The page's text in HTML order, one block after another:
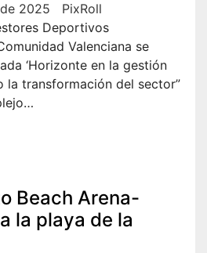
2025
PixRoll
Deportivos
Valenciana se
‘Horizonte en la gestión
la transformación del sector”
Beach Arena-
la playa de la